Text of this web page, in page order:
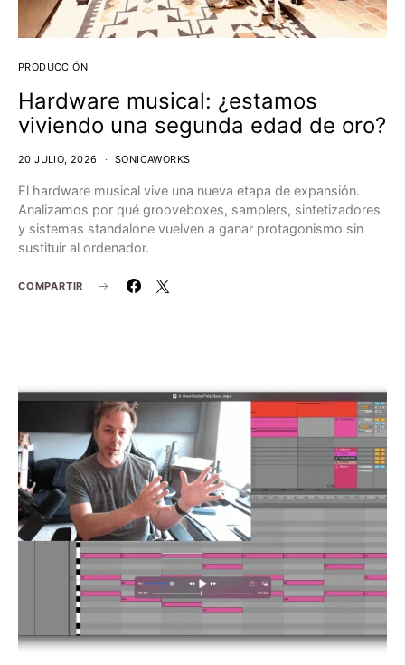
PRODUCCIÓN
Hardware musical: ¿estamos
viviendo una segunda edad de oro?
20 JULIO, 2026 SONICAWORKS
El hardware musical vive una nueva etapa de expansión.
Analizamos por qué grooveboxes, samplers, sintetizadores
y sistemas standalone vuelven a ganar protagonismo sin
sustituir al ordenador.
COMPARTIR